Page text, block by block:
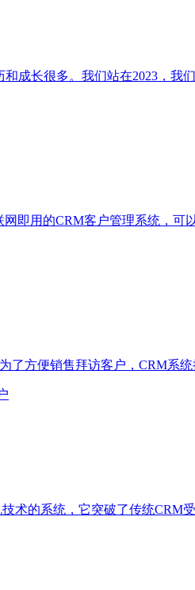
成长很多。我们站在2023，我
即用的CRM客户管理系统，可
了方便销售拜访客户，CRM系
术的系统，它突破了传统CRM